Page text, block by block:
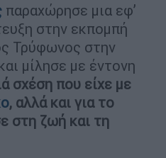
παραχώρησε μια εφ’
στην εκπομπή
Τρύφωνος στην
μίλησε με έντονη
σχέση που είχε με
, αλλά και για το
στη ζωή και τη